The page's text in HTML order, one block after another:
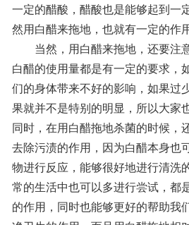
一定的醋酸，醋酸也是能够起到一
然用白醋来拖地，也就有一定的作用
当然，用白醋来拖地，还要注
白醋的使用量都是有一定的要求，
们的身体带来不好的影响，如果过
果就并不是特别的明显，所以大家
同时，在用白醋拖地杀菌的时候，
去除污渍的作用，因为白醋本身也
物进行反应，能够很好地进行清洗
常的生活中也可以多进行尝试，都
的作用，同时也能够更好的帮助我